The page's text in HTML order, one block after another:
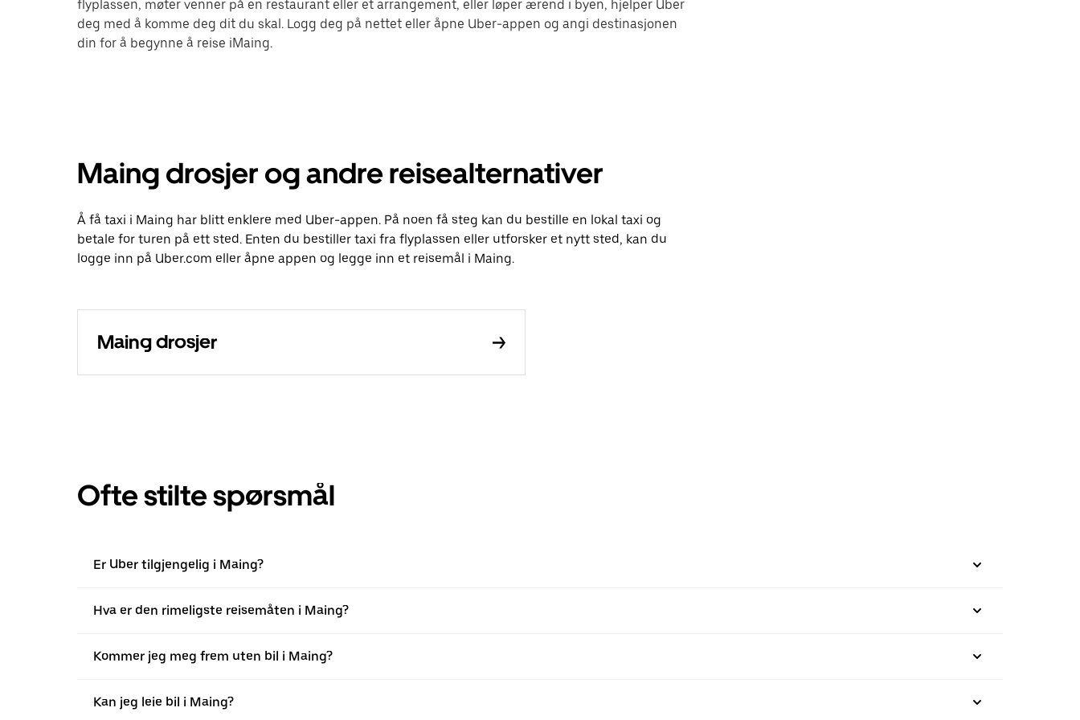
flyplassen, møter venner på en restaurant eller et arrangement, eller løper ærend i byen, hjelper Uber
deg med å komme deg dit du skal. Logg deg på nettet eller åpne Uber-appen og angi destinasjonen
din for å begynne å reise iMaing.
Maing drosjer og andre reisealternativer
Å få taxi i Maing har blitt enklere med Uber-appen. På noen få steg kan du bestille en lokal taxi og
betale for turen på ett sted. Enten du bestiller taxi fra flyplassen eller utforsker et nytt sted, kan du
logge inn på Uber.com eller åpne appen og legge inn et reisemål i Maing.
Maing drosjer
Ofte stilte spørsmål
Er Uber tilgjengelig i Maing?
Hva er den rimeligste reisemåten i Maing?
Kommer jeg meg frem uten bil i Maing?
Kan jeg leie bil i Maing?